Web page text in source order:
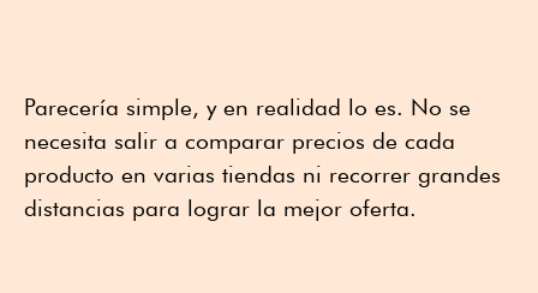
Parecería simple, y en realidad lo es. No se
necesita salir a comparar precios de cada
producto en varias tiendas ni recorrer grandes
distancias para lograr la mejor oferta.